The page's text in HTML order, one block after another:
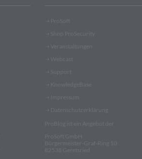
➝
ProSoft
➝ Shop ProSecurity
➝ Veranstaltungen
➝ Webcast
➝ Support
➝ KnowledgeBase
➝ Impressum
➝ Datenschutzerklärung
ProBlog ist ein Angebot der
ProSoft GmbH
Bürgermeister-Graf-Ring 10
82538 Geretsried